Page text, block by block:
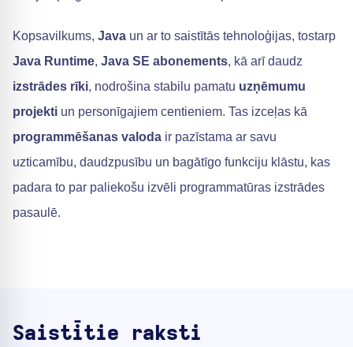
Kopsavilkums, Java un ar to saistītās tehnoloģijas, tostarp
Java Runtime, Java SE abonements, kā arī daudz
izstrādes rīki, nodrošina stabilu pamatu uzņēmumu
projekti un personīgajiem centieniem. Tas izceļas kā
programmēšanas valoda ir pazīstama ar savu
uzticamību, daudzpusību un bagātīgo funkciju klāstu, kas
padara to par paliekošu izvēli programmatūras izstrādes
pasaulē.
Saistītie raksti